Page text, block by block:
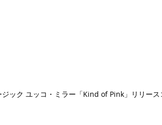
ク ユッコ・ミラー「Kind of Pink」リリース